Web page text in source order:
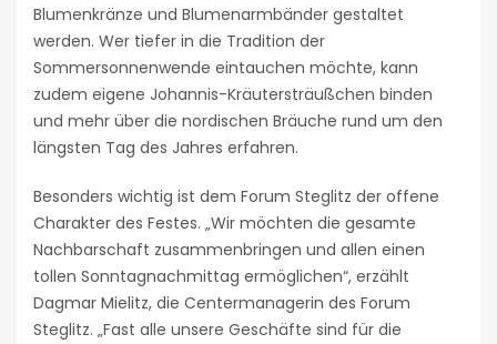
Blumenkränze und Blumenarmbänder gestaltet
werden. Wer tiefer in die Tradition der
Sommersonnenwende eintauchen möchte, kann
zudem eigene Johannis-Kräutersträußchen binden
und mehr über die nordischen Bräuche rund um den
längsten Tag des Jahres erfahren.
Besonders wichtig ist dem Forum Steglitz der offene
Charakter des Festes. „Wir möchten die gesamte
Nachbarschaft zusammenbringen und allen einen
tollen Sonntagnachmittag ermöglichen“, erzählt
Dagmar Mielitz, die Centermanagerin des Forum
Steglitz. „Fast alle unsere Geschäfte sind für die